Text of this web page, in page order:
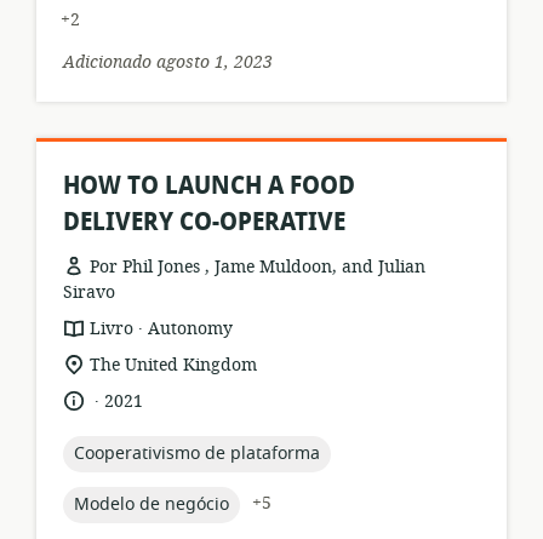
+2
Adicionado agosto 1, 2023
HOW TO LAUNCH A FOOD
DELIVERY CO-OPERATIVE
Por Phil Jones , Jame Muldoon, and Julian
Siravo
formato
de
recurso:
Livro .
Editor:Autonomy
local
de
relevância:
The United Kingdom
idioma:
.
data
publicação:
2021
topic:
Cooperativismo de plataforma
topic:
Modelo de negócio
+5